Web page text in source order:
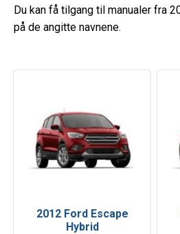
Du kan få tilgang til manualer fra
på de angitte navnene.
2012 Ford Escape
Hybrid